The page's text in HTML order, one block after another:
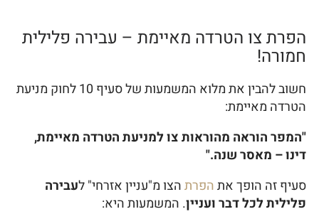
הפרת צו הטרדה מאיימת – עבירה פלילית
חמורה!
חשוב להבין את מלוא המשמעות של סעיף 10 לחוק מניעת
הטרדה מאיימת:
"המפר הוראה מהוראות צו למניעת הטרדה מאיימת,
דינו – מאסר שנה."
סעיף זה הופך אתהפרתהצו מ"עניין אזרחי" לעבירה
פלילית לכל דבר ועניין. המשמעות היא: